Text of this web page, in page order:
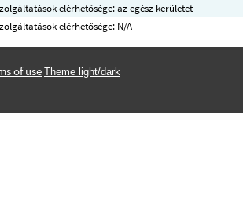
elérhetősége: az egész kerületet
elérhetősége: N/A
of use Theme light/dark